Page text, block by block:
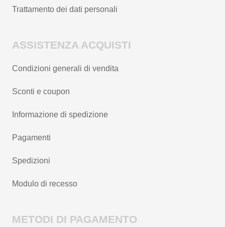
Trattamento dei dati personali
ASSISTENZA ACQUISTI
Condizioni generali di vendita
Sconti e coupon
Informazione di spedizione
Pagamenti
Spedizioni
Modulo di recesso
METODI DI PAGAMENTO